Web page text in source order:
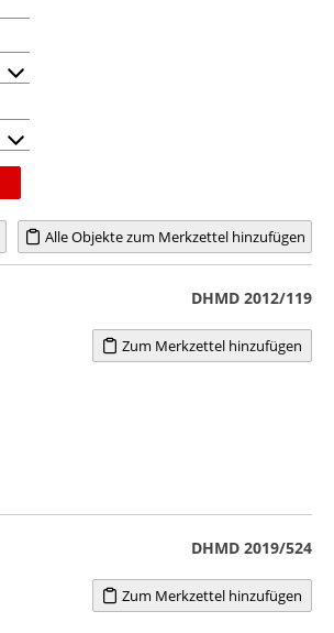
Alle Objekte zum Merkzettel hinzufügen
DHMD 2012/119
Zum Merkzettel hinzufügen
DHMD 2019/524
Zum Merkzettel hinzufügen